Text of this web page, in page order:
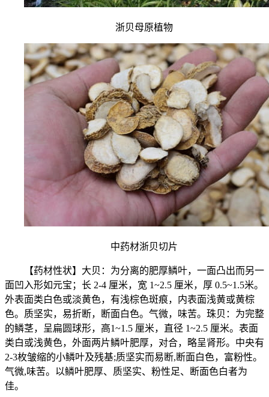
浙贝母原植物
中药材浙贝切片
【药材性状】大贝：为分离的肥厚鳞叶，一面凸出而另一
面凹入形如元宝；长 2-4 厘米，宽 1~2.5 厘米，厚 0.5~1.5米。
外表面类白色或淡黄色，有浅棕色斑痕，内表面浅黄或黄棕
色。质坚实，易折断，断面白色。气微，味苦。珠贝：为完整
的鳞茎，呈扁圆球形，高1~1.5 厘米，直径 1~2.5 厘米。表面
类白或浅黄色，外面两片鳞叶肥厚，对合，略呈肾形。中央有
2-3枚皱缩的小鳞叶及残基;质坚实而易断,断面白色，富粉性。
气微,味苦。以鳞叶肥厚、质坚实、粉性足、断面色白者为
佳。